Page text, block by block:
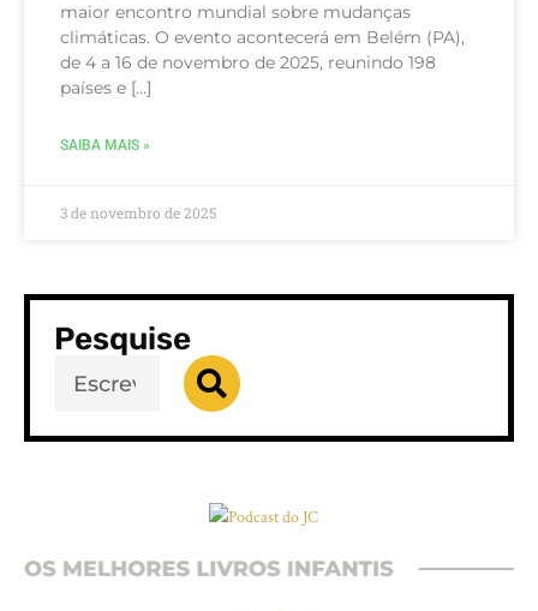
maior encontro mundial sobre mudanças
climáticas. O evento acontecerá em Belém (PA),
de 4 a 16 de novembro de 2025, reunindo 198
países e […]
SAIBA MAIS »
3 de novembro de 2025
Pesquise